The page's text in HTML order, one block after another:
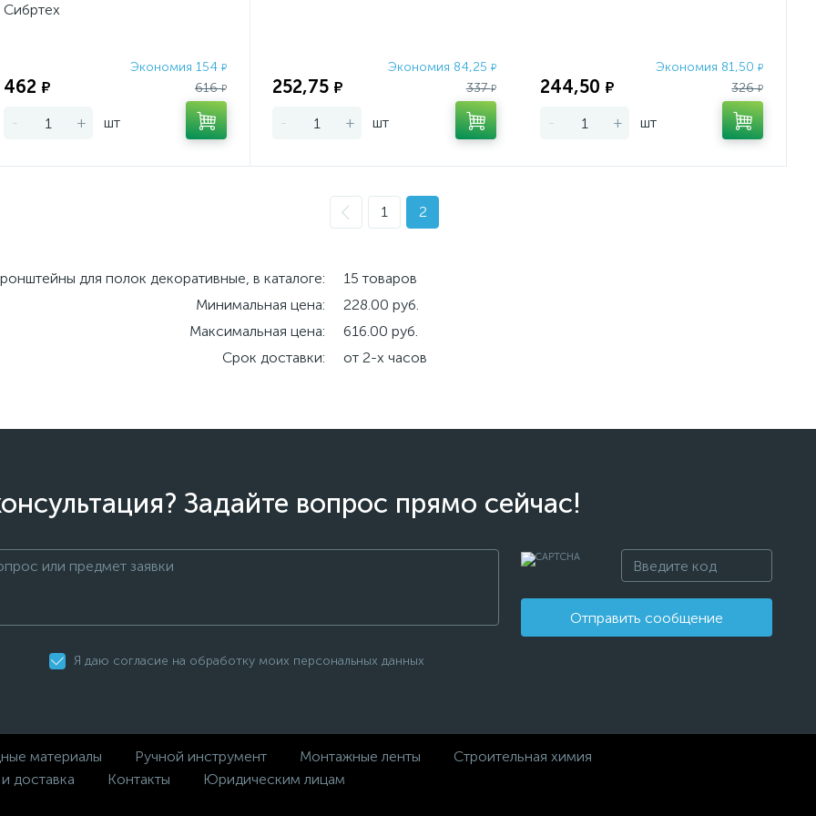
Сибртех
Экономия 154 ₽
462 ₽ 616₽
- + шт
Экономия 84,25 ₽
252,75 ₽ 337₽
- + шт
Экономия 81,50₽
244,50 ₽ 326₽
- + шт
1 2
для полок декоративные, в каталоге:
15 товаров
Минимальная цена:
228.00 руб.
Максимальная цена:
616.00 руб.
Срок доставки:
от 2-х часов
Задайте вопрос прямо сейчас!
Отправить сообщение
Я даю согласие на обработку моих персональных данных
материалы Ручной инструмент Монтажные ленты
Строительная химия
доставка
Контакты Юридическим лицам